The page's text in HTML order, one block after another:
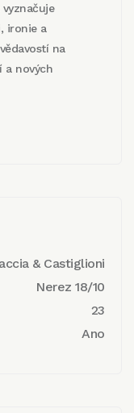
ironie a
na
a nových
& Castiglioni
Nerez 18/10
23
Ano